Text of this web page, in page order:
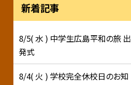
新着記事
8/5( 水 ) 中学生広島平和の旅 出
発式
8/4( 火 ) 学校完全休校日のお知